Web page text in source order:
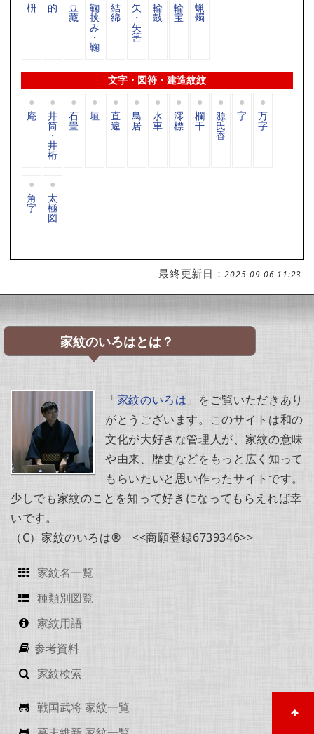
枡 的 豆
藏
鞠
挟
み
・
鞠
結
綿
矢
・
矢
筈
輪
鼓
輪
宝
蝋
燭
文字・図符・建造紋紋
庵 井
筒
・
井
桁
石
畳
垣 直
違
鳥
居
水
車
澪
標
欄
干
源
氏
香
字 万
字
角
字
太
極
図
最終更新日：2025-09-06 11:23
家紋のいろはとは？
「家紋のいろは 」をご覧いただきあり
がとうございます。このサイトは和の
文化が大好きな管理人が、家紋の意味
や由来、歴史などをもっと広く知って
もらいたいと思い作ったサイトです。
少しでも家紋のことを知って好きになってもらえれば幸
いです。
（C）家紋のいろは® <<商願登録6739346>>
家紋名一覧
種類別図覧
家紋用語
参考資料
家紋検索
戦国武将 家紋一覧